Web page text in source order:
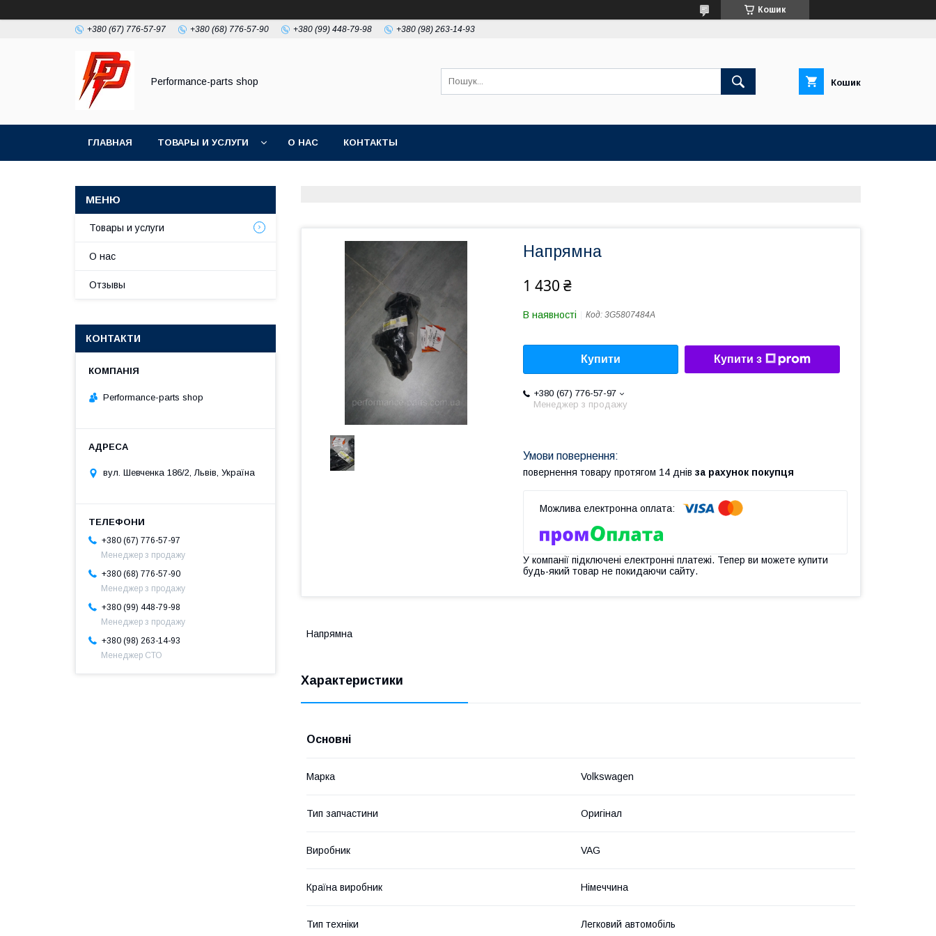
Кошик
+380 (67) 776-57-97 +380 (68) 776-57-90 +380 (99) 448-79-98 +380 (98) 263-14-93
Performance-parts shop Кошик
ГЛАВНАЯ ТОВАРЫ И УСЛУГИ О НАС КОНТАКТЫ
Напрямна
1 430 ₴
В наявності Код: 3G5807484A
Купити Купити з
+380 (67) 776-57-97
Менеджер з продажу
повернення товару протягом 14 днів за рахунок покупця
У компанії підключені електронні платежі. Тепер ви можете купити
будь-який товар не покидаючи сайту.
Напрямна
Характеристики
Основні
Марка Volkswagen
Тип запчастини Оригінал
Виробник VAG
Країна виробник Німеччина
Тип техніки Легковий автомобіль
Товары и услуги
О нас
Отзывы
КОНТАКТИ
Performance-parts shop
вул. Шевченка 186/2, Львів, Україна
+380 (67) 776-57-97
Менеджер з продажу
+380 (68) 776-57-90
Менеджер з продажу
+380 (99) 448-79-98
Менеджер з продажу
+380 (98) 263-14-93
Менеджер СТО